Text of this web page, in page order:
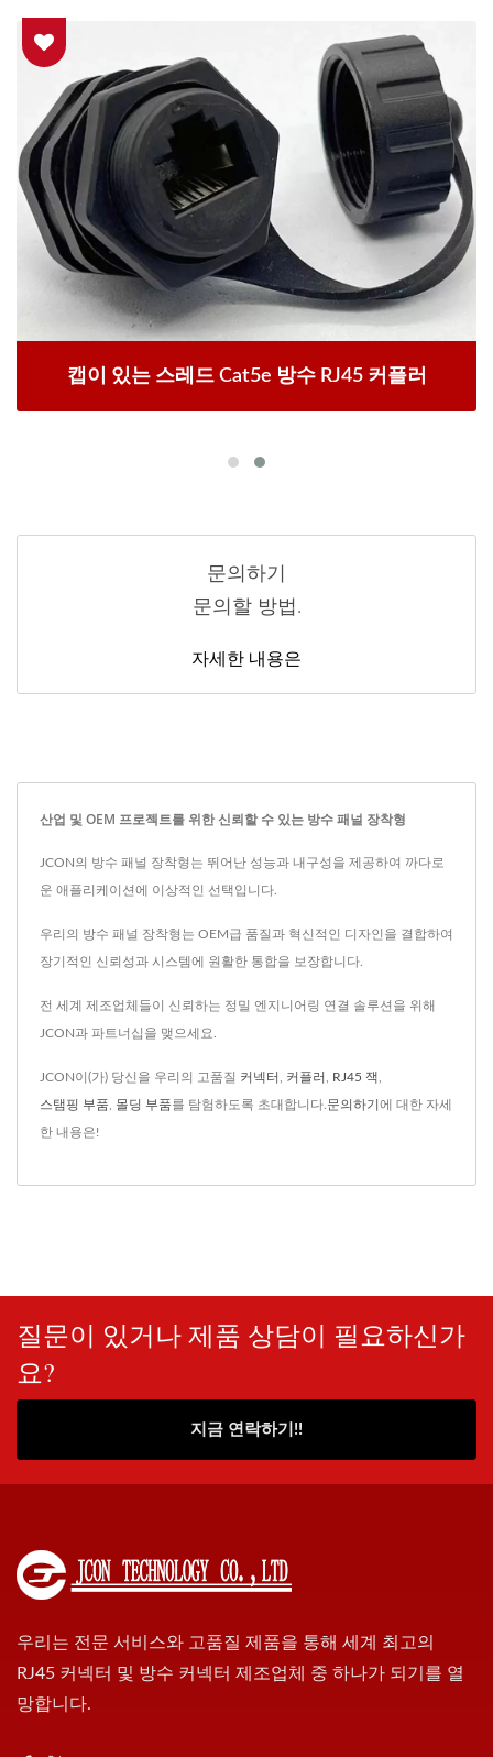
캡이 있는 스레드 Cat5e 방수 RJ45 커플러
문의하기
문의할 방법.
자세한 내용은
산업 및 OEM 프로젝트를 위한 신뢰할 수 있는 방수 패널 장착형
JCON의 방수 패널 장착형는 뛰어난 성능과 내구성을 제공하여 까다로
운 애플리케이션에 이상적인 선택입니다.
우리의 방수 패널 장착형는 OEM급 품질과 혁신적인 디자인을 결합하여
장기적인 신뢰성과 시스템에 원활한 통합을 보장합니다.
전 세계 제조업체들이 신뢰하는 정밀 엔지니어링 연결 솔루션을 위해
JCON과 파트너십을 맺으세요.
JCON이(가) 당신을 우리의 고품질 커넥터 커플러 RJ45 잭
스탬핑 부품 몰딩 부품를 탐험하도록 초대합니다. 문의하기 에 대한 자세
한 내용은!
질문이 있거나 제품 상담이 필요하신가
요?
지금 연락하기!!
우리는 전문 서비스와 고품질 제품을 통해 세계 최고의
RJ45 커넥터 및 방수 커넥터 제조업체 중 하나가 되기를 열
망합니다.